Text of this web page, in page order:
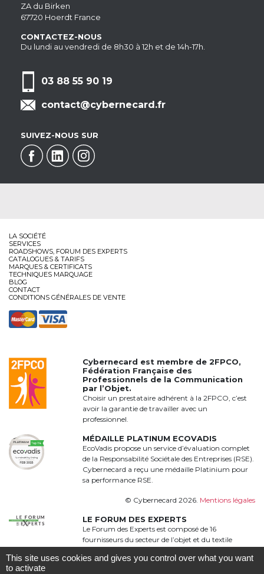
ZA du Birken
67720 Hoerdt France
CONTACTEZ-NOUS
Du lundi au vendredi de 8h30 à 12h et de 14h-17h.
03 88 55 90 19
contact@cybernecard.fr
SUIVEZ-NOUS SUR
LA SOCIÉTÉ
SERVICES
ROADSHOWS, FORUM DES EXPERTS
CATALOGUES & TARIFS
MARQUES & CERTIFICATS
TECHNIQUES MARQUAGE
BLOG
CONTACT
CONDITIONS GÉNÉRALES DE VENTE
Cybernecard est membre de2FPCO,
Fédération Française des
Professionnels de la Communication
par l’Objet.
Choisir un prestataire adhérent à la 2FPCO, c’est
avoir la garantie de travailler avec un
professionnel.
MÉDAILLE PLATINUM ECOVADIS
EcoVadis propose un service d’évaluation complet
de la Responsabilité Sociétale des Entreprises (RSE).
Cybernecard a reçu une médaille Platinium pour
sa performance RSE.
© Cybernecard 2026. Mentions légales
LE FORUM DES EXPERTS
Le Forum des Experts est composé de 16
fournisseurs du secteur de l’objet et du textile
qualitative et complémentaire à 360°
This site uses cookies and gives you control over what you want
to activate